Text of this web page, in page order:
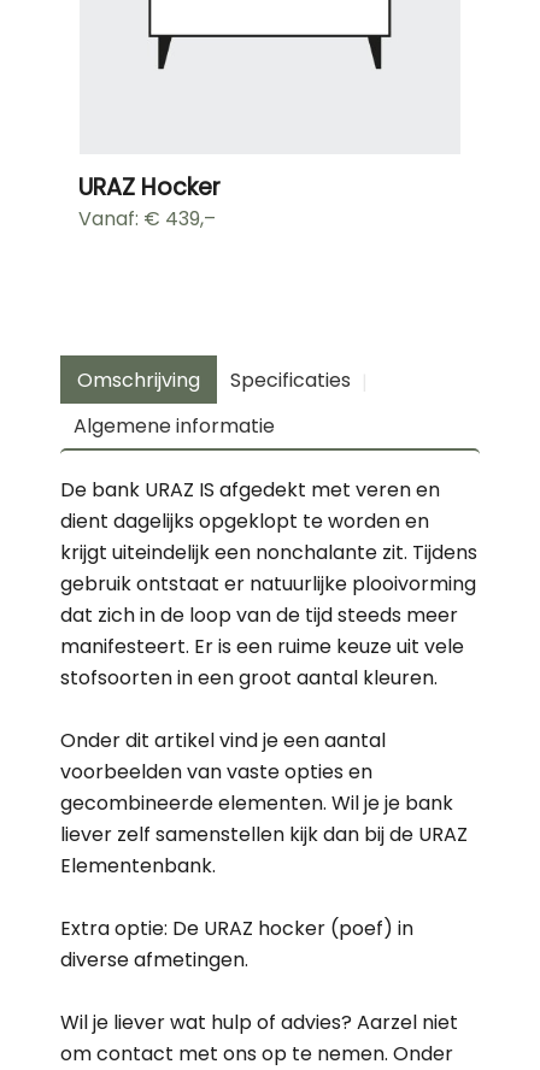
URAZ Hocker
Vanaf: € 439,–
Omschrijving
Specificaties
Algemene informatie
De bank URAZ IS afgedekt met veren en
dient dagelijks opgeklopt te worden en
krijgt uiteindelijk een nonchalante zit. Tijdens
gebruik ontstaat er natuurlijke plooivorming
dat zich in de loop van de tijd steeds meer
manifesteert. Er is een ruime keuze uit vele
stofsoorten in een groot aantal kleuren.
Onder dit artikel vind je een aantal
voorbeelden van vaste opties en
gecombineerde elementen. Wil je je bank
liever zelf samenstellen kijk dan bij de URAZ
Elementenbank.
Extra optie: De URAZ hocker (poef) in
diverse afmetingen.
Wil je liever wat hulp of advies? Aarzel niet
om contact met ons op te nemen. Onder